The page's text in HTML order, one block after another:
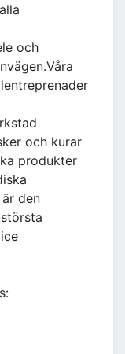
och
och kurar
produkter
den